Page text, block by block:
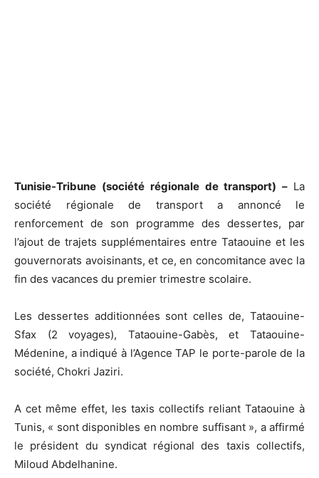
Tunisie-Tribune (société régionale de transport) – La
société régionale de transport a annoncé le
renforcement de son programme des dessertes, par
l’ajout de trajets supplémentaires entre Tataouine et les
gouvernorats avoisinants, et ce, en concomitance avec la
fin des vacances du premier trimestre scolaire.
Les dessertes additionnées sont celles de, Tataouine-
Sfax (2 voyages), Tataouine-Gabès, et Tataouine-
Médenine, a indiqué à l’Agence TAP le porte-parole de la
société, Chokri Jaziri.
A cet même effet, les taxis collectifs reliant Tataouine à
Tunis, « sont disponibles en nombre suffisant », a affirmé
le président du syndicat régional des taxis collectifs,
Miloud Abdelhanine.